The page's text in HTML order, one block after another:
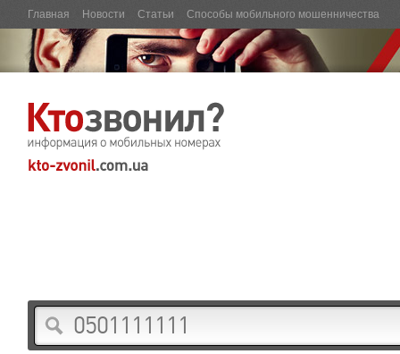
Главная Новости Статьи Способы мобильного мошенничества